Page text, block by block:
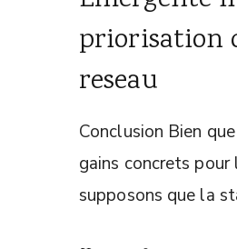
priorisation
reseau
Conclusion Bien
gains concrets pour
supposons que la